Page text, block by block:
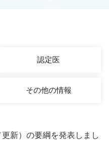
認定医
その他の情報
新）の要綱を発表しまし